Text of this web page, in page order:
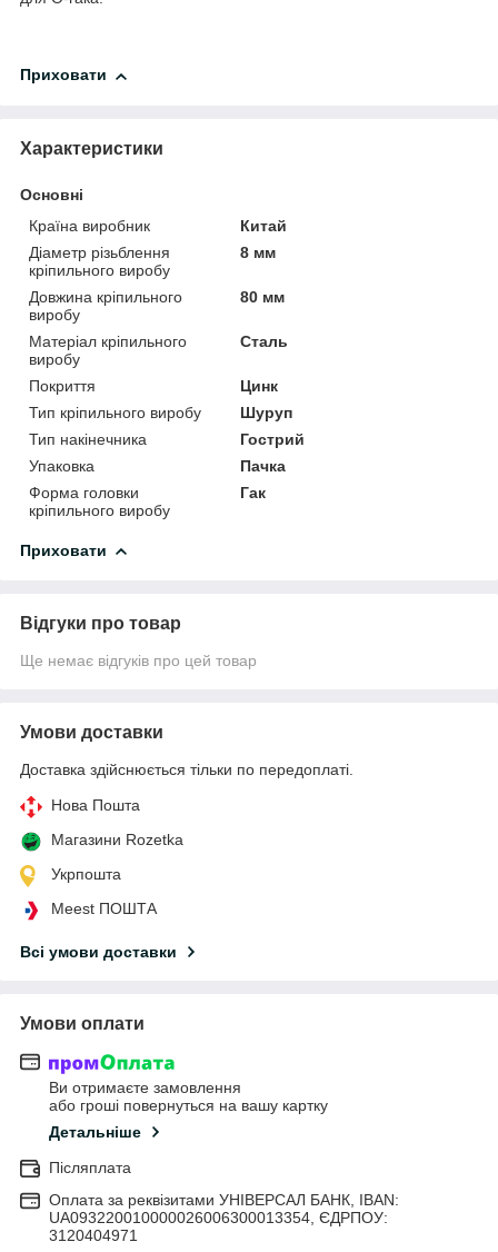
Приховати
Характеристики
Основні
Країна виробник
Китай
Діаметр різьблення
кріпильного виробу
8 мм
Довжина кріпильного
виробу
80 мм
Матеріал кріпильного
виробу
Сталь
Покриття
Цинк
Тип кріпильного виробу
Шуруп
Тип накінечника
Гострий
Упаковка
Пачка
Форма головки
кріпильного виробу
Гак
Приховати
Відгуки про товар
Ще немає відгуків про цей товар
Умови доставки
Доставка здійснюється тільки по передоплаті.
Нова Пошта
Магазини Rozetka
Укрпошта
Meest ПОШТА
Всі умови доставки
Умови оплати
Ви отримаєте замовлення
або гроші повернуться на вашу картку
Детальніше
Післяплата
Оплата за реквізитами УНІВЕРСАЛ БАНК, IBAN:
UA093220010000026006300013354, ЄДРПОУ:
3120404971